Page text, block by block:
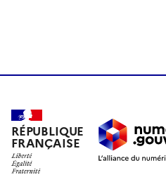
RÉPUBLIQUE
FRANÇAISE